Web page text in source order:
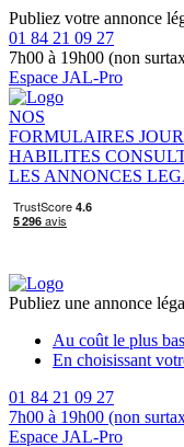
Publiez votre annonce
01 84 21 09 27
7h00 à 19h00 (non
Espace JAL-Pro
NOS
FORMULAIRES
HABILITES
LES ANNONCES
Publiez une annonce
Au coût le plus bas
En choisissant
01 84 21 09 27
7h00 à 19h00 (non
Espace JAL-Pro